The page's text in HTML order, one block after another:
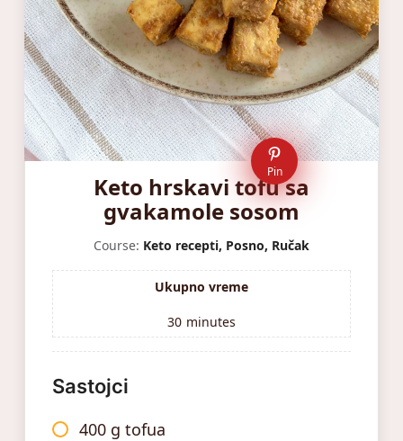
Pin
Keto hrskavi tofu sa
gvakamole sosom
Course: Keto recepti, Posno, Ručak
Ukupno vreme
30 minutes
Sastojci
400 g tofua